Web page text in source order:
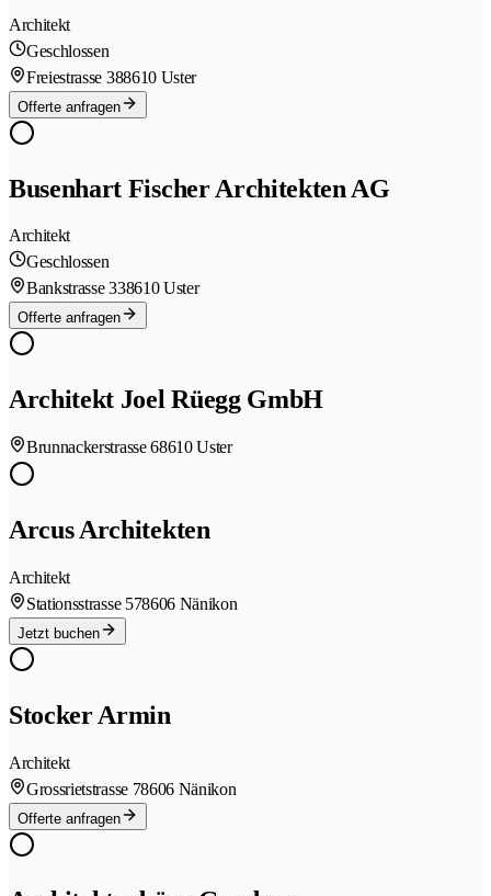
Architekt
Geschlossen
Freiestrasse 388610 Uster
Offerte anfragen
Busenhart Fischer Architekten AG
Architekt
Geschlossen
Bankstrasse 338610 Uster
Offerte anfragen
Architekt Joel Rüegg GmbH
Brunnackerstrasse 68610 Uster
Arcus Architekten
Architekt
Stationsstrasse 578606 Nänikon
Jetzt buchen
Stocker Armin
Architekt
Grossrietstrasse 78606 Nänikon
Offerte anfragen